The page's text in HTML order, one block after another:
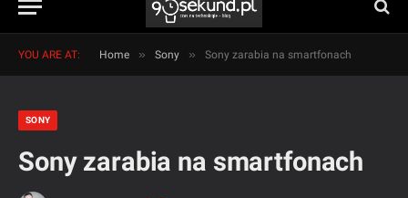
YOU ARE AT: Home » Sony » Sony zarabia na smartfonach
SONY
Sony zarabia na smartfonach